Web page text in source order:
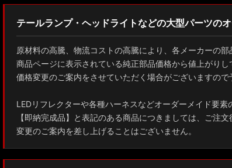
テールランプ・ヘッドライトなどの大型パーツの
原材料の高騰、物流コストの高騰により、各メーカーの部
商品ページに表示されている純正部品価格から値上がりし
価格変更のご案内をさせていただく場合がございますので
LEDリフレクターや各種ハーネスなどオーダーメイド要素
【即納完成品】と表記のある商品につきましては、ご注
変更のご案内を差し上げることはございません。